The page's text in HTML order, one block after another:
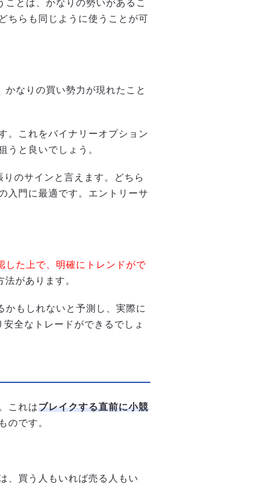
とは、かなりの勢いがあるこ
ちらも同じように使うことが可
なりの買い勢力が現れたこと
。これをバイナリーオプション
うと良いでしょう。
のサインと言えます。どちら
入門に最適です。エントリーサ
した上で、明確にトレンドがで
法があります。
もしれないと予測し、実際に
全なトレードができるでしょ
これはブレイクする直前に小競
のです。
、買う人もいれば売る人もい